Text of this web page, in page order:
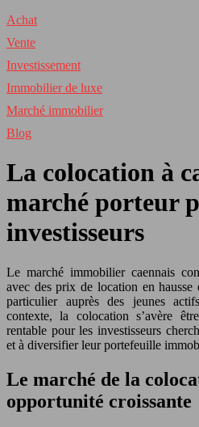
Achat
Vente
Investissement
Immobilier de luxe
Marché immobilier
Blog
La colocation à
marché porteur
investisseurs
Le marché immobilier caennais connaît une évolution constante,
avec des prix de location en hausse
particulier auprès des jeunes
contexte, la colocation s’avère
rentable pour les investisseurs
et à diversifier leur portefeuille
Le marché de la
opportunité croissante